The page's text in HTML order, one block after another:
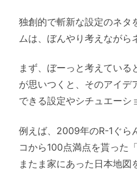
独創的で斬新な設定のネタ
ムは、ぼんやり考えながら
まず、ぼーっと考えている
が思いつくと、そのアイデ
できる設定やシチュエーシ
例えば、2009年のR-1ぐら
コから100点満点を貰った
またま家にあった日本地図